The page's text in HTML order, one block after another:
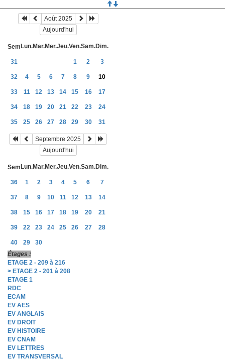
Août 2025
Aujourd'hui
Sem Lun.Mar.Mer.Jeu.Ven.Sam.Dim.
31 1 2 3
32 4 5 6 7 8 9 10
33 11 12 13 14 15 16 17
34 18 19 20 21 22 23 24
35 25 26 27 28 29 30 31
Septembre 2025
Aujourd'hui
Sem Lun.Mar.Mer.Jeu.Ven.Sam.Dim.
36 1 2 3 4 5 6 7
37 8 9 10 11 12 13 14
38 15 16 17 18 19 20 21
39 22 23 24 25 26 27 28
40 29
30
Étages :
ETAGE 2 - 209 à 216
> ETAGE 2 - 201 à 208
ETAGE 1
RDC
ECAM
EV AES
EV ANGLAIS
EV DROIT
EV HISTOIRE
EV CNAM
EV LETTRES
EV TRANSVERSAL